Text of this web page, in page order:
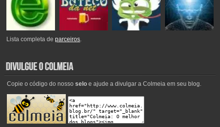
Lista completa deparceiros.
Copie o código do nosso seloe ajude a divulgar a Colmeia em seu blog.